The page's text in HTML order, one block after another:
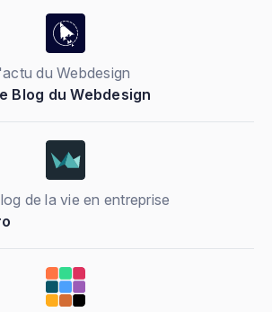
du Webdesign
Blog du Webdesign
de la vie en entreprise